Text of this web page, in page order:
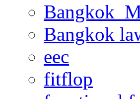
Bangkok
Bangkok
eec
fitflop